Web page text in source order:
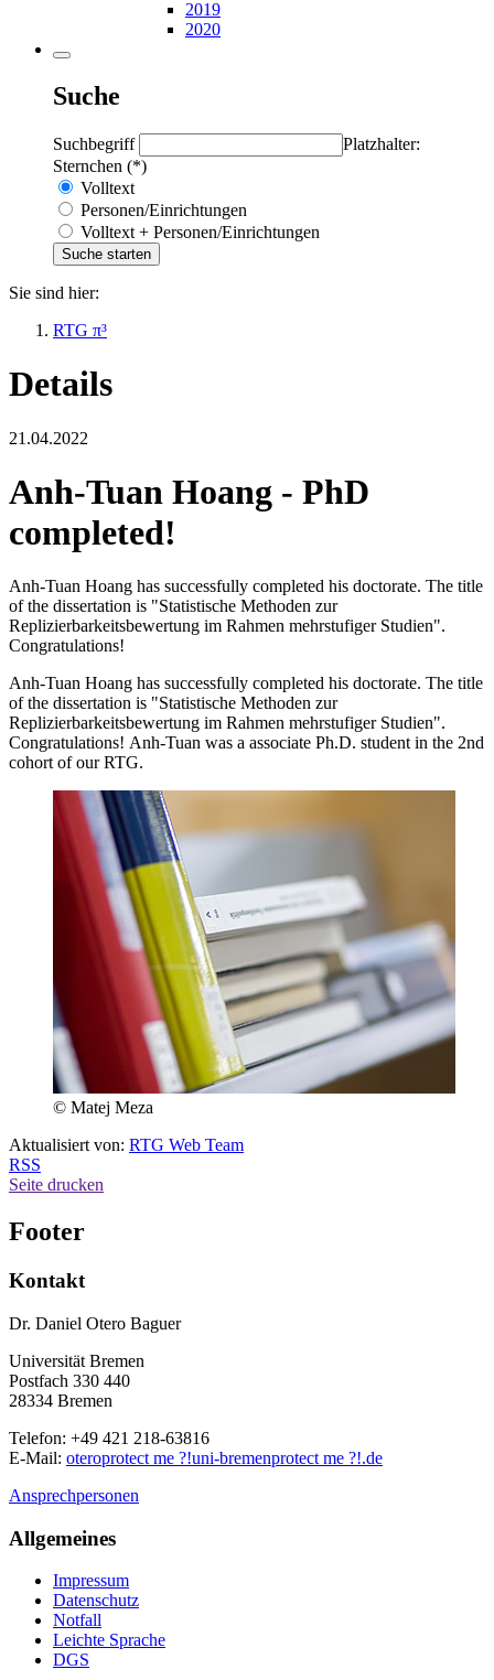
2019
2020
Suche
Suchbegriff
Platzhalter:
Sternchen (*)
Volltext
Personen/Einrichtungen
Volltext + Personen/Einrichtungen
Sie sind hier:
RTG π³
Details
21.04.2022
Anh-Tuan Hoang - PhD
completed!
Anh-Tuan Hoang has successfully completed his doctorate. The title
of the dissertation is "Statistische Methoden zur
Replizierbarkeitsbewertung im Rahmen mehrstufiger Studien".
Congratulations!
Anh-Tuan Hoang has successfully completed his doctorate. The title
of the dissertation is "Statistische Methoden zur
Replizierbarkeitsbewertung im Rahmen mehrstufiger Studien".
Congratulations! Anh-Tuan was a associate Ph.D. student in the 2nd
cohort of our RTG.
© Matej Meza
Aktualisiert von: RTG Web Team
RSS
Seite drucken
Footer
Kontakt
Dr. Daniel Otero Baguer
Universität Bremen
Postfach 330 440
28334 Bremen
Telefon: +49 421 218-63816
E-Mail: oteroprotect me ?!uni-bremenprotect me ?!.de
Ansprechpersonen
Allgemeines
Impressum
Datenschutz
Notfall
Leichte Sprache
DGS